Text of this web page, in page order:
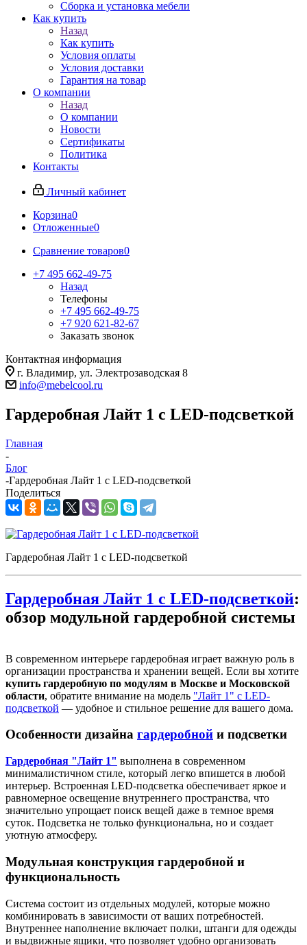
Сборка и установка мебели
Как купить
Назад
Как купить
Условия оплаты
Условия доставки
Гарантия на товар
О компании
Назад
О компании
Новости
Сертификаты
Политика
Контакты
Личный кабинет
Корзина0
Отложенные0
Сравнение товаров0
+7 495 662-49-75
Назад
Телефоны
+7 495 662-49-75
+7 920 621-82-67
Заказать звонок
Контактная информация
г. Владимир, ул. Электрозаводская 8
info@mebelcool.ru
Гардеробная Лайт 1 с LED-подсветкой
Главная
-
Блог
-Гардеробная Лайт 1 с LED-подсветкой
Поделиться
Гардеробная Лайт 1 с LED-подсветкой
Гардеробная Лайт 1 с LED-подсветкой:
обзор модульной гардеробной системы
В современном интерьере гардеробная играет важную роль в
организации пространства и хранении вещей. Если вы хотите
купить гардеробную по модулям в Москве и Московской
области, обратите внимание на модель "Лайт 1" с LED-
подсветкой — удобное и стильное решение для вашего дома.
Особенности дизайна гардеробной и подсветки
Гардеробная "Лайт 1" выполнена в современном
минималистичном стиле, который легко впишется в любой
интерьер. Встроенная LED-подсветка обеспечивает яркое и
равномерное освещение внутреннего пространства, что
значительно упрощает поиск вещей даже в темное время
суток. Подсветка не только функциональна, но и создает
уютную атмосферу.
Модульная конструкция гардеробной и
функциональность
Система состоит из отдельных модулей, которые можно
комбинировать в зависимости от ваших потребностей.
Внутреннее наполнение включает полки, штанги для одежды
и выдвижные ящики, что позволяет удобно организовать